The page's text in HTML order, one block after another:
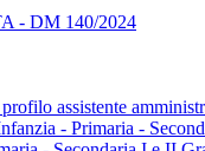
- DM 140/2024
assistente
- Primaria -